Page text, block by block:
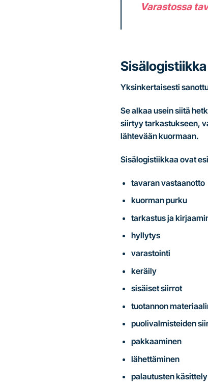
Varastossa
Yksinkertaisesti
Se alkaa usein siitä
siirtyy tarkastukseen,
lähtevään kuormaan.
Sisälogistiikkaa ovat
tavaran vastaanotto
kuorman purku
tarkastus ja
hyllytys
varastointi
keräily
sisäiset siirrot
tuotannon
puolivalmisteiden
pakkaaminen
lähettäminen
palautusten käsittely